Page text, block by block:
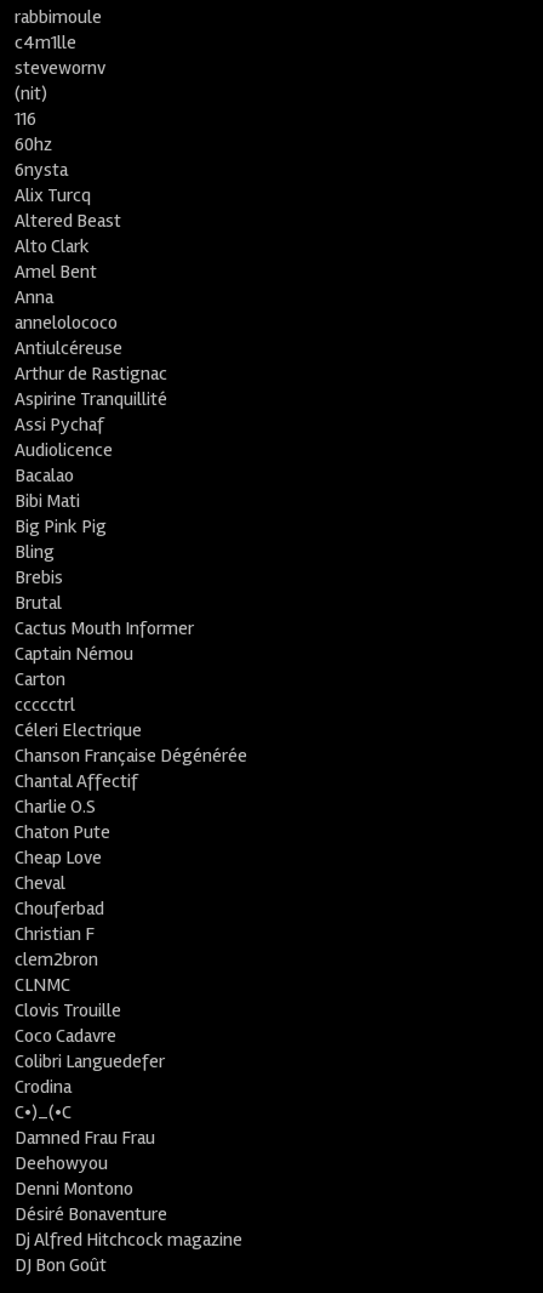
rabbimoule
c4m1lle
stevewornv
(nit)
116
60hz
6nysta
Alix Turcq
Altered Beast
Alto Clark
Amel Bent
Anna
annelolococo
Antiulcéreuse
Arthur de Rastignac
Aspirine Tranquillité
Assi Pychaf
Audiolicence
Bacalao
Bibi Mati
Big Pink Pig
Bling
Brebis
Brutal
Cactus Mouth Informer
Captain Némou
Carton
ccccctrl
Céleri Electrique
Chanson Française Dégénérée
Chantal Affectif
Charlie O.S
Chaton Pute
Cheap Love
Cheval
Chouferbad
Christian F
clem2bron
CLNMC
Clovis Trouille
Coco Cadavre
Colibri Languedefer
Crodina
C•)_(•C
Damned Frau Frau
Deehowyou
Denni Montono
Désiré Bonaventure
Dj Alfred Hitchcock magazine
DJ Bon Goût